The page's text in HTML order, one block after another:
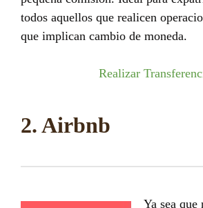
todos aquellos que realicen
que implican cambio de moneda.
Realizar
2. Airbnb
Ya sea que